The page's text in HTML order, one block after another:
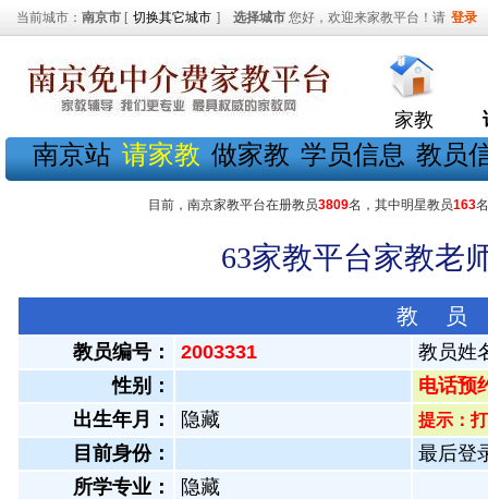
当前城市： 南京市 [ 切换其它城市 ] 选择城市 您好，欢迎来家教平台！请 登录
家教
南京站 请家教 做家教 学员信息 教员
目前，南京家教平台在册教员3809名，其中明星教员163
63家教平台家教老
教 员
教员编号： 2003331
教员姓
性别：
电话预
出生年月：
隐藏 提示：
目前身份：
最后登
所学专业：
隐藏